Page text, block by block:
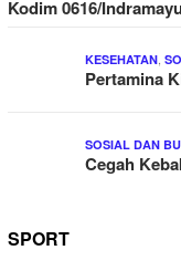
Kodim 0616/
KESEHATAN
Pertamina
SOSIAL DAN
Cegah
SPORT